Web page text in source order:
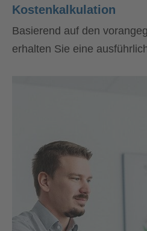
Kostenkalkulation
Basierend auf den
erhalten Sie eine